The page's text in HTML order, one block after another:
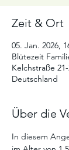
Zeit & Ort
05. Jan. 2026,
Blütezeit
Kelchstraße
Deutschland
Über die
In diesem